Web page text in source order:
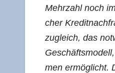
Mehr­zahl noch
cher
zugleich, das
men ermög­licht.